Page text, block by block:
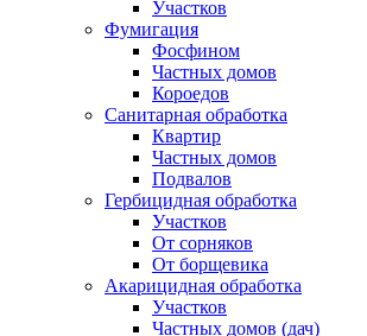
Участков
Фумигация
Фосфином
Частных домов
Короедов
Санитарная обработка
Квартир
Частных домов
Подвалов
Гербицидная обработка
Участков
От сорняков
От борщевика
Акарицидная обработка
Участков
Частных домов (дач)